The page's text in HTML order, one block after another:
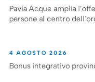
Pavia Acque amplia
persone al centro
4 AGOSTO 2026
Bonus integrativo